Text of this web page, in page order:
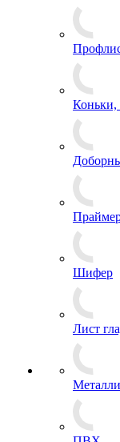
Коньки,
Шифер
Лист